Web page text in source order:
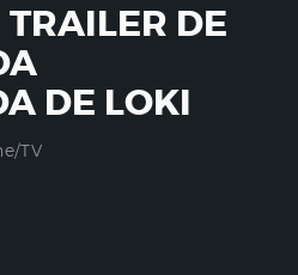
DE
DE LOKI
TV